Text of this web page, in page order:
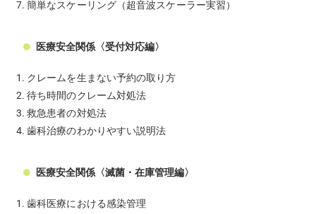
簡単なスケーリング（超音波スケーラー実習）
医療安全関係〈受付対応編〉
クレームを生まない予約の取り方
待ち時間のクレーム対処法
救急患者の対処法
歯科治療のわかりやすい説明法
医療安全関係〈滅菌・在庫管理編〉
歯科医療における感染管理